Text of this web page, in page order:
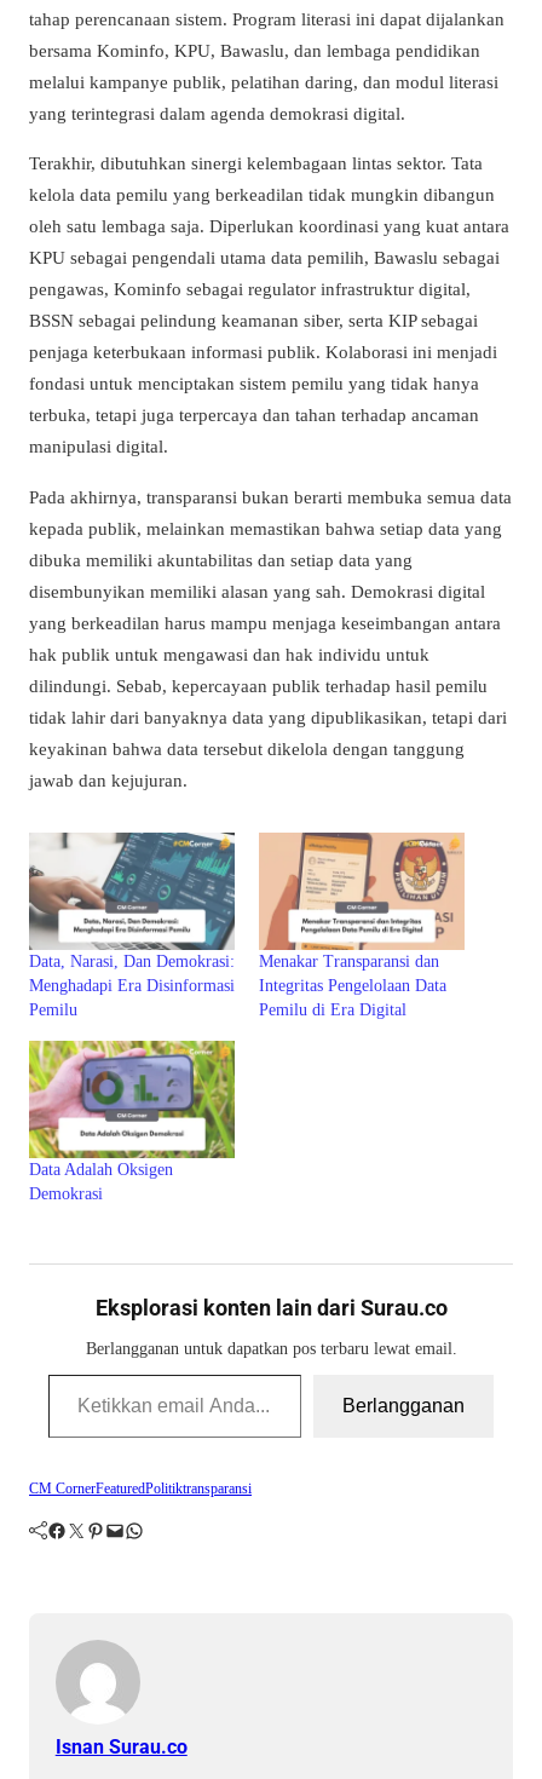
tahap perencanaan sistem. Program literasi ini dapat dijalankan
bersama Kominfo, KPU, Bawaslu, dan lembaga pendidikan
melalui kampanye publik, pelatihan daring, dan modul literasi
yang terintegrasi dalam agenda demokrasi digital.
Terakhir, dibutuhkan sinergi kelembagaan lintas sektor. Tata
kelola data pemilu yang berkeadilan tidak mungkin dibangun
oleh satu lembaga saja. Diperlukan koordinasi yang kuat antara
KPU sebagai pengendali utama data pemilih, Bawaslu sebagai
pengawas, Kominfo sebagai regulator infrastruktur digital,
BSSN sebagai pelindung keamanan siber, serta KIP sebagai
penjaga keterbukaan informasi publik. Kolaborasi ini menjadi
fondasi untuk menciptakan sistem pemilu yang tidak hanya
terbuka, tetapi juga terpercaya dan tahan terhadap ancaman
manipulasi digital.
Pada akhirnya, transparansi bukan berarti membuka semua data
kepada publik, melainkan memastikan bahwa setiap data yang
dibuka memiliki akuntabilitas dan setiap data yang
disembunyikan memiliki alasan yang sah. Demokrasi digital
yang berkeadilan harus mampu menjaga keseimbangan antara
hak publik untuk mengawasi dan hak individu untuk
dilindungi. Sebab, kepercayaan publik terhadap hasil pemilu
tidak lahir dari banyaknya data yang dipublikasikan, tetapi dari
keyakinan bahwa data tersebut dikelola dengan tanggung
jawab dan kejujuran.
Data, Narasi, Dan Demokrasi:
Menghadapi Era Disinformasi
Pemilu
Menakar Transparansi dan
Integritas Pengelolaan Data
Pemilu di Era Digital
Data Adalah Oksigen
Demokrasi
Eksplorasi konten lain dari Surau.co
Berlangganan untuk dapatkan pos terbaru lewat email.
Ketikkan email Anda...
Berlangganan
CM CornerFeaturedPolitiktransparansi
Facebook Twitter Pinterest Mail WhatsApp
Isnan Surau.co